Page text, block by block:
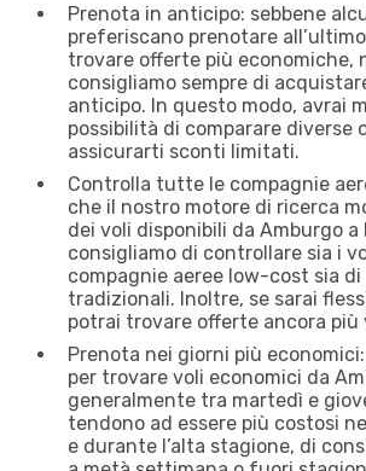
Prenota in anticipo: sebbene
preferiscano prenotare
trovare offerte più economiche,
consigliamo sempre di
anticipo. In questo modo, avrai
possibilità di comparare diverse
assicurarti sconti limitati.
Controlla tutte le compagnie
che il nostro motore di ricerca
dei voli disponibili da Amburgo
consigliamo di controllare sia i
compagnie aeree low-cost sia
tradizionali. Inoltre, se sarai
potrai trovare offerte ancora più
Prenota nei giorni più
per trovare voli economici da
generalmente tra martedì e
tendono ad essere più costosi
e durante l’alta stagione, di